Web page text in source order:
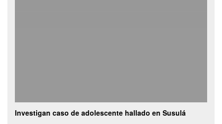
caso de adolescente hallado en Susulá
Camioneta con